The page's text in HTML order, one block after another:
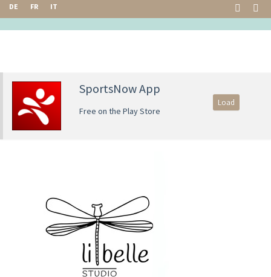
DE FR IT
SportsNow App
Free on the Play Store
Load